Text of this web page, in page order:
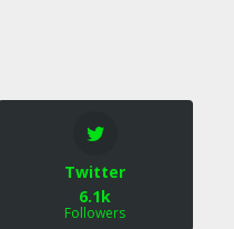
Twitter
6.1k
Followers